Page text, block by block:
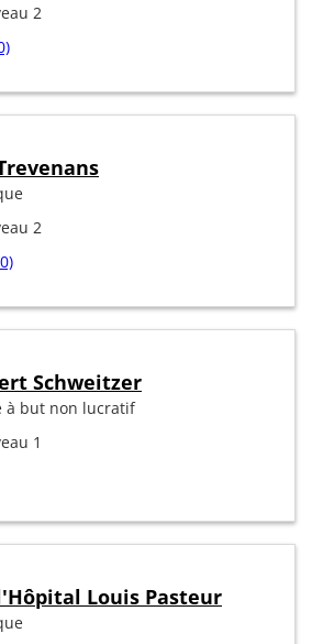
2
2
Schweitzer
à but non lucratif
1
Louis Pasteur